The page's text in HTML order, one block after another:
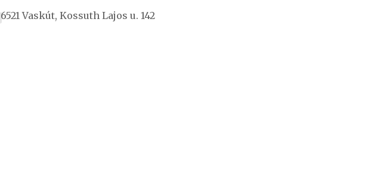
6521 Vaskút, Kossuth Lajos u. 142